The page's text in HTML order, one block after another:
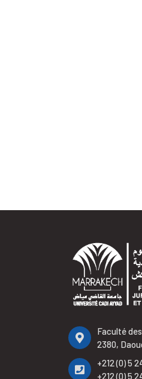
Faculté
2380,
+212 (0) 5
+212 (0) 5